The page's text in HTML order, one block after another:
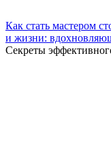
Как стать мастером
и жизни:
Секреты